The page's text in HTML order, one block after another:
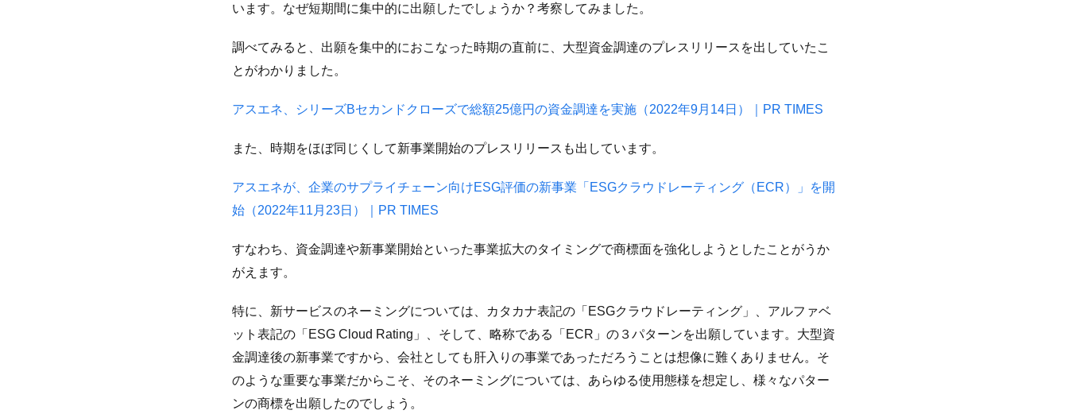
います。なぜ短期間に集中的に出願したでしょうか？考察してみました。
調べてみると、出願を集中的におこなった時期の直前に、大型資金調達のプレスリリースを出していたこ
とがわかりました。
アスエネ、シリーズBセカンドクローズで総額25億円の資金調達を実施（2022年9月14日）｜PR TIMES
また、時期をほぼ同じくして新事業開始のプレスリリースも出しています。
アスエネが、企業のサプライチェーン向けESG評価の新事業「ESGクラウドレーティング（ECR）」を開
始（2022年11月23日）｜PR TIMES
すなわち、資金調達や新事業開始といった事業拡大のタイミングで商標面を強化しようとしたことがうか
がえます。
特に、新サービスのネーミングについては、カタカナ表記の「ESGクラウドレーティング」、アルファベ
ット表記の「ESG Cloud Rating」、そして、略称である「ECR」の３パターンを出願しています。大型資
金調達後の新事業ですから、会社としても肝入りの事業であっただろうことは想像に難くありません。そ
のような重要な事業だからこそ、そのネーミングについては、あらゆる使用態様を想定し、様々なパター
ンの商標を出願したのでしょう。